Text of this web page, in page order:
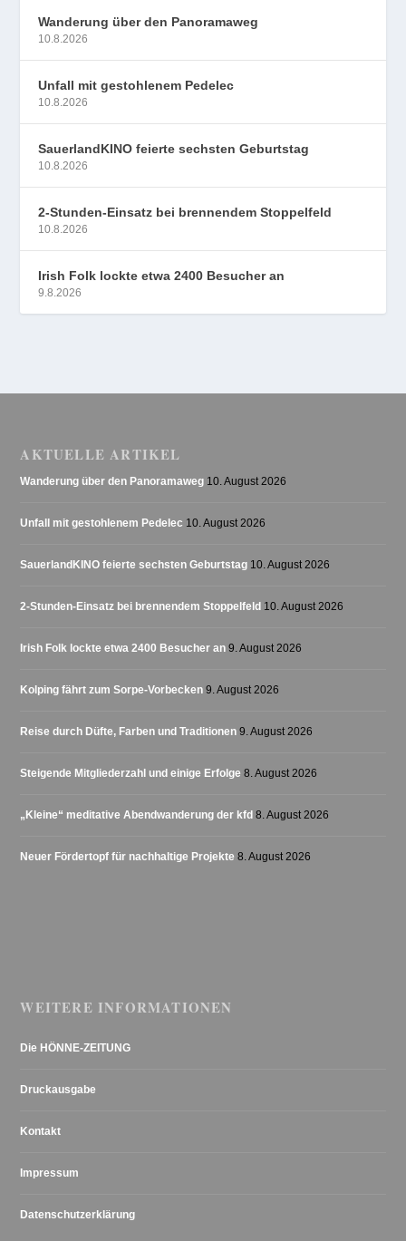
Wanderung über den Panoramaweg
10.8.2026
Unfall mit gestohlenem Pedelec
10.8.2026
SauerlandKINO feierte sechsten Geburtstag
10.8.2026
2-Stunden-Einsatz bei brennendem Stoppelfeld
10.8.2026
Irish Folk lockte etwa 2400 Besucher an
9.8.2026
AKTUELLE ARTIKEL
Wanderung über den Panoramaweg 10. August 2026
Unfall mit gestohlenem Pedelec 10. August 2026
SauerlandKINO feierte sechsten Geburtstag 10. August 2026
2-Stunden-Einsatz bei brennendem Stoppelfeld 10. August 2026
Irish Folk lockte etwa 2400 Besucher an 9. August 2026
Kolping fährt zum Sorpe-Vorbecken 9. August 2026
Reise durch Düfte, Farben und Traditionen 9. August 2026
Steigende Mitgliederzahl und einige Erfolge 8. August 2026
„Kleine“ meditative Abendwanderung der kfd 8. August 2026
Neuer Fördertopf für nachhaltige Projekte 8. August 2026
WEITERE INFORMATIONEN
Die HÖNNE-ZEITUNG
Druckausgabe
Kontakt
Impressum
Datenschutzerklärung